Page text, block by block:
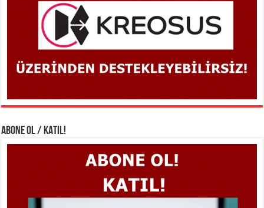
ABONE OL / KATIL!